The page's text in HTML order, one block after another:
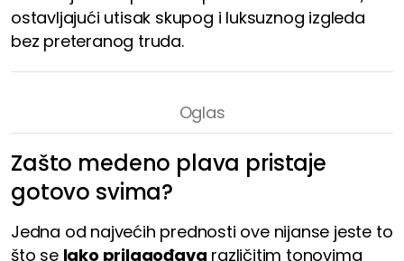
ostavljajući utisak skupog i luksuznog izgleda
bez preteranog truda.
Zašto medeno plava pristaje
gotovo svima?
Jedna od najvećih prednosti ove nijanse jeste to
što se lako prilagođava različitim tonovima